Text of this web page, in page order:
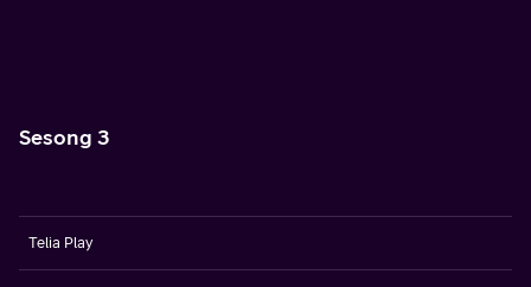
Sesong 3
Telia Play